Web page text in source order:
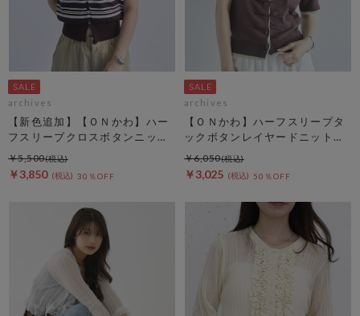
archives
【新色追加】【ＯＮかわ】ハー
フスリーブクロスボタンニット
カーディガン
￥3,850 30％OFF
￥5,500
archives
【ＯＮかわ】ハーフスリープタ
ックボタンレイヤードニットカ
ーディガン
￥3,025 50％OFF
￥6,050